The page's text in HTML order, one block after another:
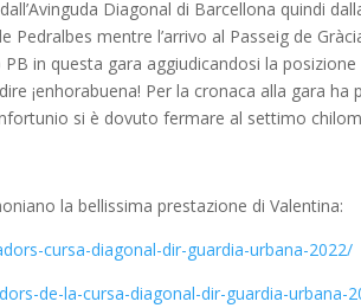
Diagonal di Barcellona quindi
mentre l’arrivo al Passeig de
in questa gara aggiudicandosi la posizione
¡enhorabuena! Per la cronaca alla gara ha
si è dovuto fermare al settimo
la bellissima prestazione di Valentina:
cursa-diagonal-dir-guardia-urbana-2022/
de-la-cursa-diagonal-dir-guardia-urbana-